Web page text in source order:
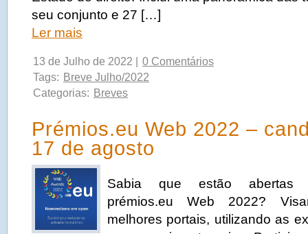
seu conjunto e 27 […]
Ler mais
13 de Julho de 2022 |
0 Comentários
Tags: Breve Julho/2022
Categorias: Breves
Prémios.eu Web 2022 –
17 de agosto
Sabia que estão abertas
prémios.eu Web 2022?
melhores portais, utilizando as